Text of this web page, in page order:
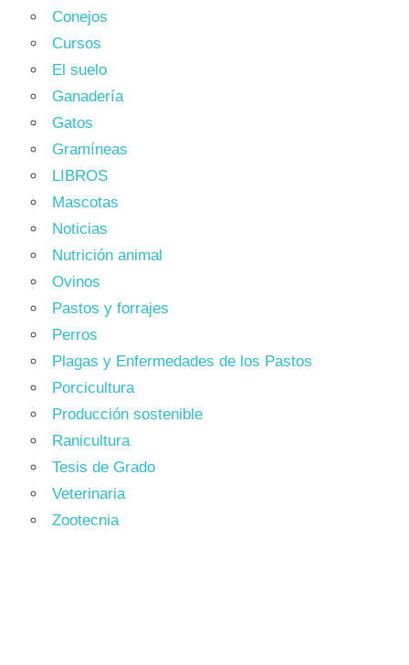
Conejos
Cursos
El suelo
Ganadería
Gatos
Gramíneas
LIBROS
Mascotas
Noticias
Nutrición animal
Ovinos
Pastos y forrajes
Perros
Plagas y Enfermedades de los Pastos
Porcicultura
Producción sostenible
Ranicultura
Tesis de Grado
Veterinaria
Zootecnia